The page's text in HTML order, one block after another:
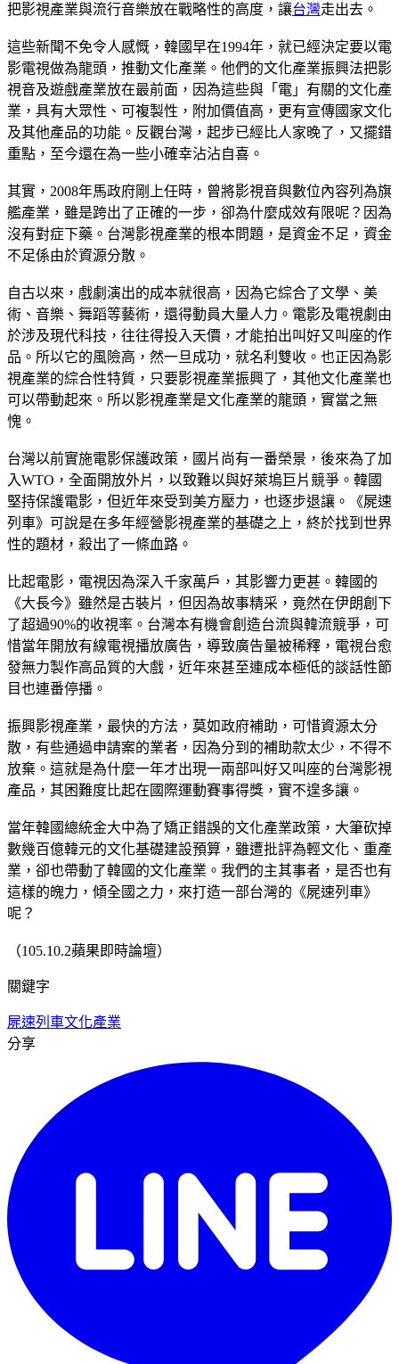
把影視產業與流行音樂放在戰略性的高度，讓台灣走出去。
這些新聞不免令人感慨，韓國早在1994年，就已經決定要以電
影電視做為龍頭，推動文化產業。他們的文化產業振興法把影
視音及遊戲產業放在最前面，因為這些與「電」有關的文化產
業，具有大眾性、可複製性，附加價值高，更有宣傳國家文化
及其他產品的功能。反觀台灣，起步已經比人家晚了，又擺錯
重點，至今還在為一些小確幸沾沾自喜。
其實，2008年馬政府剛上任時，曾將影視音與數位內容列為旗
艦產業，雖是跨出了正確的一步，卻為什麼成效有限呢？因為
沒有對症下藥。台灣影視產業的根本問題，是資金不足，資金
不足係由於資源分散。
自古以來，戲劇演出的成本就很高，因為它綜合了文學、美
術、音樂、舞蹈等藝術，還得動員大量人力。電影及電視劇由
於涉及現代科技，往往得投入天價，才能拍出叫好又叫座的作
品。所以它的風險高，然一旦成功，就名利雙收。也正因為影
視產業的綜合性特質，只要影視產業振興了，其他文化產業也
可以帶動起來。所以影視產業是文化產業的龍頭，實當之無
愧。
台灣以前實施電影保護政策，國片尚有一番榮景，後來為了加
入WTO，全面開放外片，以致難以與好萊塢巨片競爭。韓國
堅持保護電影，但近年來受到美方壓力，也逐步退讓。《屍速
列車》可說是在多年經營影視產業的基礎之上，終於找到世界
性的題材，殺出了一條血路。
比起電影，電視因為深入千家萬戶，其影響力更甚。韓國的
《大長今》雖然是古裝片，但因為故事精采，竟然在伊朗創下
了超過90%的收視率。台灣本有機會創造台流與韓流競爭，可
惜當年開放有線電視播放廣告，導致廣告量被稀釋，電視台愈
發無力製作高品質的大戲，近年來甚至連成本極低的談話性節
目也連番停播。
振興影視產業，最快的方法，莫如政府補助，可惜資源太分
散，有些通過申請案的業者，因為分到的補助款太少，不得不
放棄。這就是為什麼一年才出現一兩部叫好又叫座的台灣影視
產品，其困難度比起在國際運動賽事得獎，實不遑多讓。
當年韓國總統金大中為了矯正錯誤的文化產業政策，大筆砍掉
數幾百億韓元的文化基礎建設預算，雖遭批評為輕文化、重產
業，卻也帶動了韓國的文化產業。我們的主其事者，是否也有
這樣的魄力，傾全國之力，來打造一部台灣的《屍速列車》
呢？
（105.10.2蘋果即時論壇）
關鍵字
屍速列車文化產業
分享